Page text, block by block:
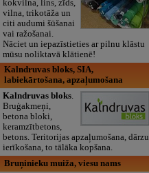
kokvilna, lins, zīds,
vilna, trikotāža un
citi audumi šūšanai
vai ražošanai.
Nāciet un iepazīstieties ar pilnu klāstu
mūsu noliktavā klātienē!
Kalndruvas bloks, SIA,
labiekārtošana, apzaļumošana
Kalndruvas bloks.
Bruģakmeņi,
betona bloki,
keramzītbetons,
betons. Teritorijas apzaļumošana, dārzu
ierīkošana, to tālāka kopšana.
Bruņinieku muiža, viesu nams